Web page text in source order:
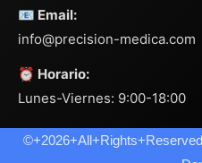
📧 Email:
info@precision-medica.com
⏰ Horario:
Lunes-Viernes: 9:00-18:00